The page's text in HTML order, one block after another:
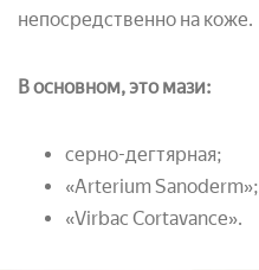
непосредственно на коже.
В основном, это мази:
серно-дегтярная;
«Arterium Sanoderm»;
«Virbac Cortavance».